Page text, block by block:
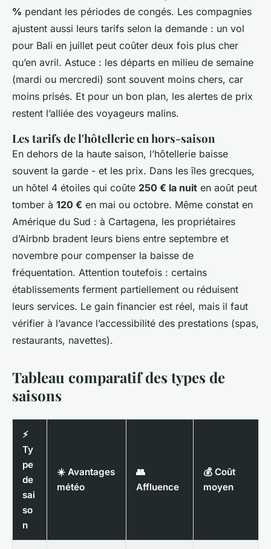
% pendant les périodes de congés. Les compagnies
ajustent aussi leurs tarifs selon la demande : un vol
pour Bali en juillet peut coûter deux fois plus cher
qu’en avril. Astuce : les départs en milieu de semaine
(mardi ou mercredi) sont souvent moins chers, car
moins prisés. Et pour un bon plan, les alertes de prix
restent l’alliée des voyageurs malins.
Les tarifs de l'hôtellerie en hors-saison
En dehors de la haute saison, l’hôtellerie baisse
souvent la garde - et les prix. Dans les îles grecques,
un hôtel 4 étoiles qui coûte 250 € la nuit en août peut
tomber à 120 € en mai ou octobre. Même constat en
Amérique du Sud : à Cartagena, les propriétaires
d’Airbnb bradent leurs biens entre septembre et
novembre pour compenser la baisse de
fréquentation. Attention toutefois : certains
établissements ferment partiellement ou réduisent
leurs services. Le gain financier est réel, mais il faut
vérifier à l’avance l’accessibilité des prestations (spas,
restaurants, navettes).
Tableau comparatif des types de
saisons
⚡
Ty
pe
de
sai
so
n
☀️ Avantages
météo
👥
Affluence
💰 Coût
moyen